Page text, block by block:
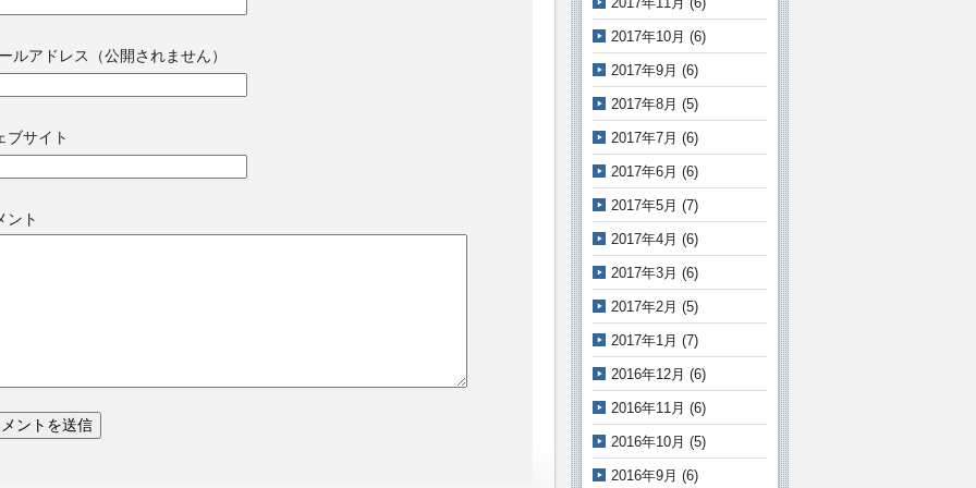
ルアドレス（公開されません）
ブサイト
ント
2017年10月 (6)
2017年9月 (6)
2017年8月 (5)
2017年7月 (6)
2017年6月 (6)
2017年5月 (7)
2017年4月 (6)
2017年3月 (6)
2017年2月 (5)
2017年1月 (7)
2016年12月 (6)
2016年11月 (6)
2016年10月 (5)
2016年9月 (6)